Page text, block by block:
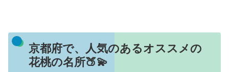
京都府で、人気のあるオススメの
花桃の名所🍑💫